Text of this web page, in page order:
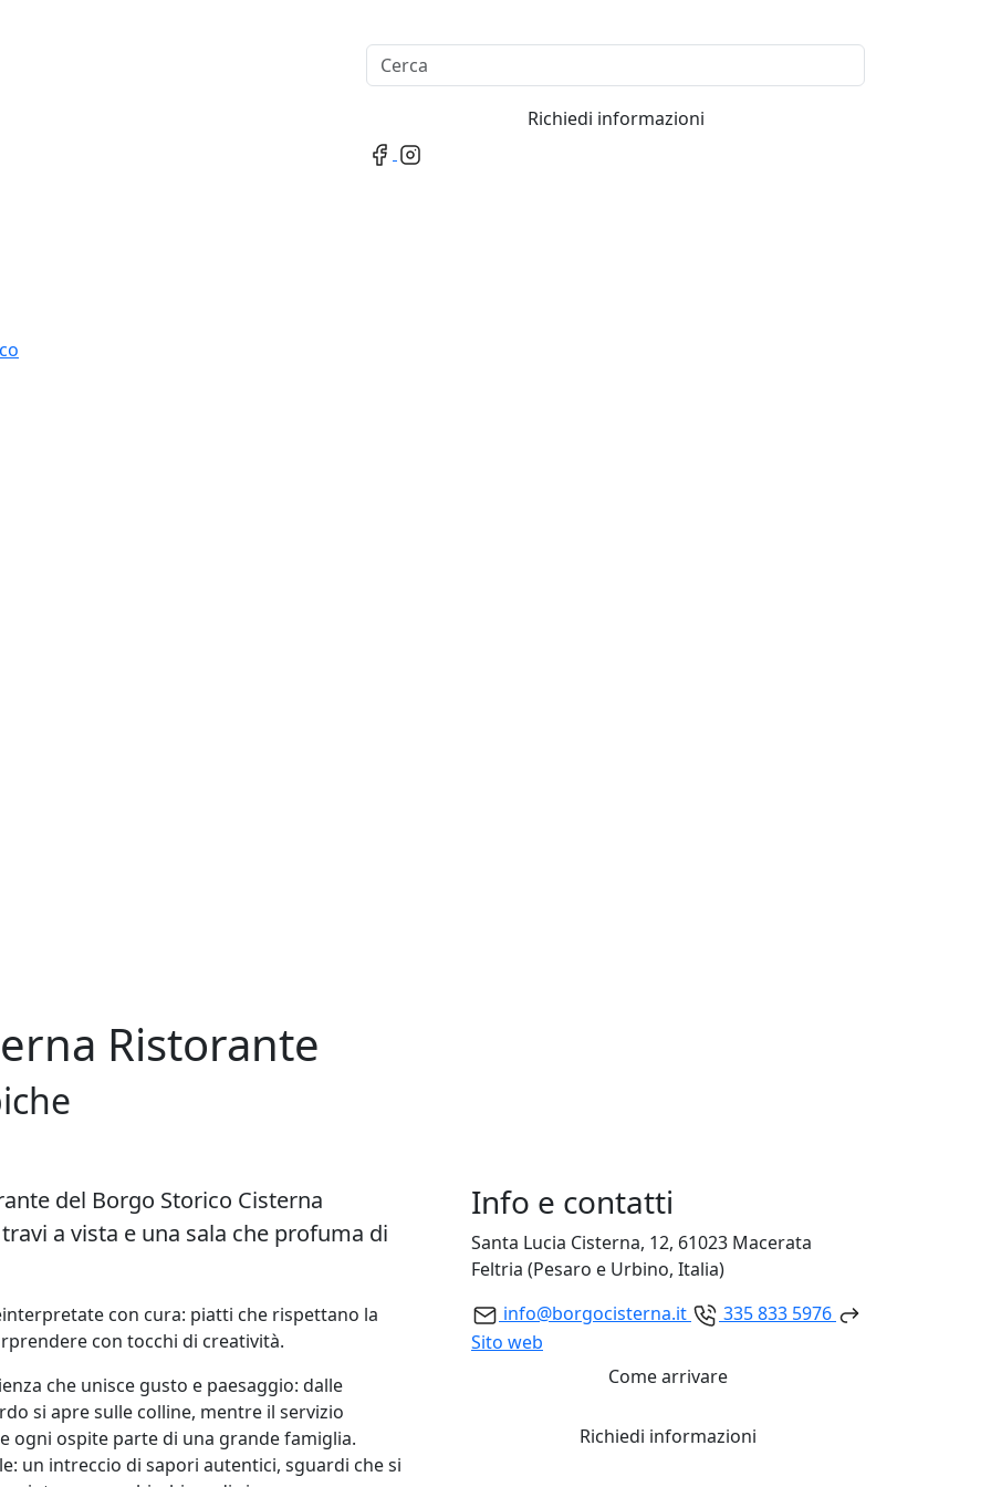
Cerca
Richiedi informazioni
Ristorante
del Borgo Storico Cisterna
a vista e una sala che profuma di
con cura: piatti che rispettano la
con tocchi di creatività.
che unisce gusto e paesaggio: dalle
si apre sulle colline, mentre il servizio
ogni ospite parte di una grande famiglia.
un intreccio di sapori autentici, sguardi che si
Info e contatti
Santa Lucia Cisterna, 12, 61023 Macerata
Feltria (Pesaro e Urbino, Italia)
info@borgocisterna.it
335 833 5976
Sito web
Come arrivare
Richiedi informazioni